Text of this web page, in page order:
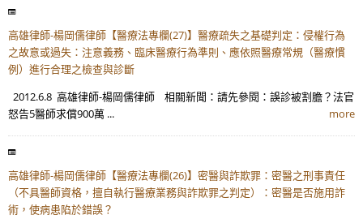
高雄律師-楊岡儒律師【醫療法專欄(27)】醫療疏失之基礎判定：侵權行為
之故意或過失：注意義務、臨床醫療行為準則、應依照醫療常規（醫療慣
例）進行合理之檢查與診斷
2012.6.8 高雄律師-楊岡儒律師 相關新聞：請先參閱：誤診被割膽？法官
怒告5醫師求償900萬 ...
more
高雄律師-楊岡儒律師【醫療法專欄(26)】密醫與詐欺罪：密醫之刑事責任
（不具醫師資格，擅自執行醫療業務與詐欺罪之判定）：密醫是否施用詐
術，使病患陷於錯誤？